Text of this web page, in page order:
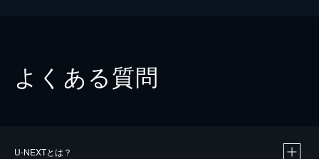
よくある質問
U-NEXTとは？